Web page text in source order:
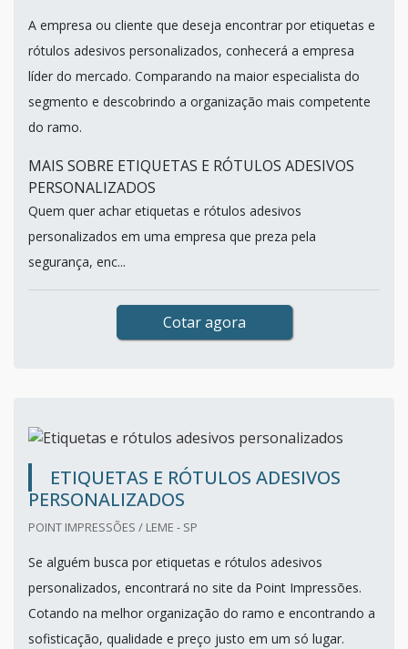
A empresa ou cliente que deseja encontrar por etiquetas e
rótulos adesivos personalizados, conhecerá a empresa
líder do mercado. Comparando na maior especialista do
segmento e descobrindo a organização mais competente
do ramo.
MAIS SOBRE ETIQUETAS E RÓTULOS ADESIVOS
PERSONALIZADOS
Quem quer achar etiquetas e rótulos adesivos
personalizados em uma empresa que preza pela
segurança, enc...
Cotar agora
ETIQUETAS E RÓTULOS ADESIVOS
PERSONALIZADOS
POINT IMPRESSÕES / LEME - SP
Se alguém busca por etiquetas e rótulos adesivos
personalizados, encontrará no site da Point Impressões.
Cotando na melhor organização do ramo e encontrando a
sofisticação, qualidade e preço justo em um só lugar.